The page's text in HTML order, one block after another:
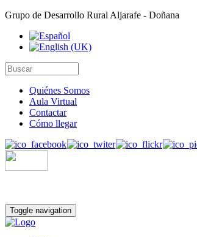
Grupo de Desarrollo Rural Aljarafe - Doñana
Quiénes Somos
Aula Virtual
Contactar
Cómo llegar
Toggle navigation